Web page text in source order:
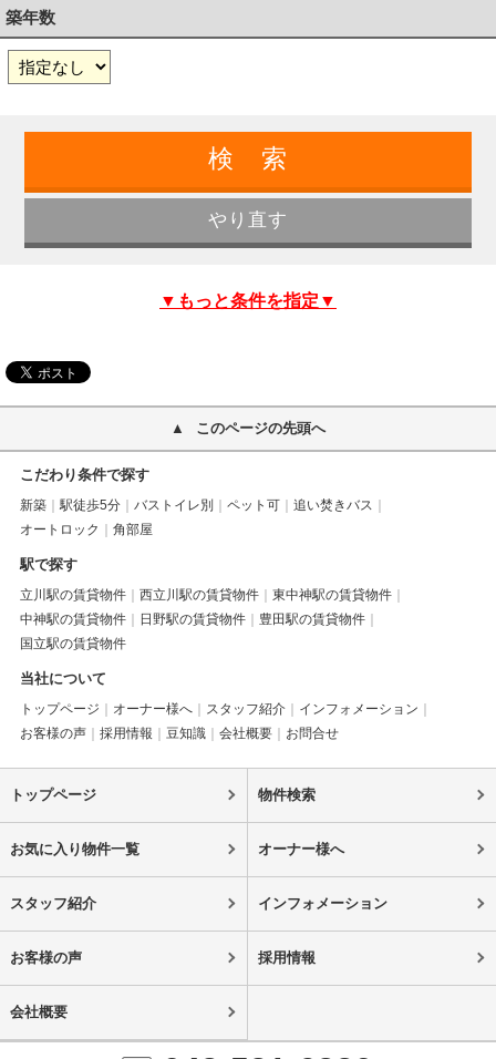
築年数
▼もっと条件を指定▼
このページの先頭へ
こだわり条件で探す
新築 駅徒歩5分 バストイレ別 ペット可
追い焚きバス
オートロック
角部屋
駅で探す
立川駅の賃貸物件 西立川駅の賃貸物件
東中神駅の賃貸物件
中神駅の賃貸物件
日野駅の賃貸物件
豊田駅の賃貸物件
国立駅の賃貸物件
当社について
トップページ オーナー様へ スタッフ紹介
インフォメーション
お客様の声
採用情報 豆知識 会社概要 お問合せ
トップページ 物件検索
お気に入り物件一覧 オーナー様へ
スタッフ紹介 インフォメーション
お客様の声 採用情報
会社概要